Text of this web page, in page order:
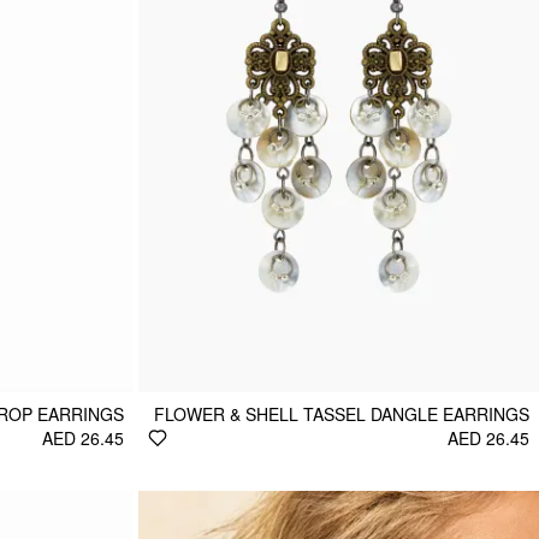
FLOWER & SHELL TASSEL DANGLE EARRINGS
AED 26.45
EARRINGS
AED 26.45